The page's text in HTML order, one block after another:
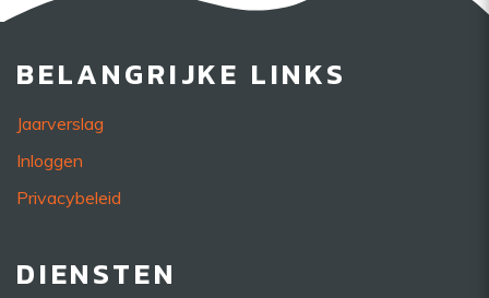
BELANGRIJKE LINKS
Jaarverslag
Inloggen
Privacybeleid
DIENSTEN